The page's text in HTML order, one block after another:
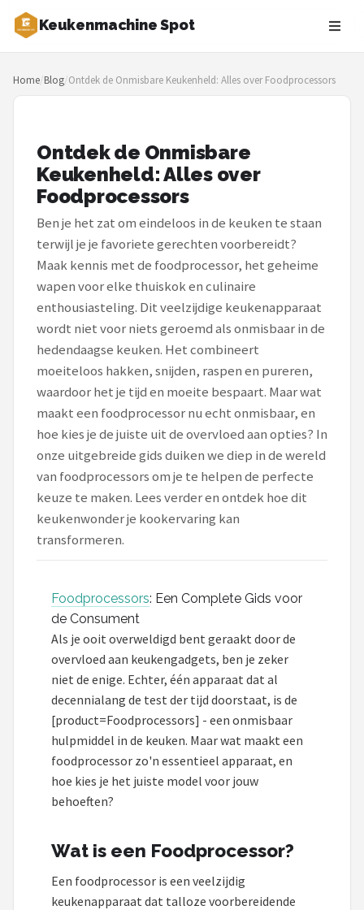
Keukenmachine Spot
Zoeken
NAVIGATIE
Merken
Blog
MasterChef
Restaurants
Keukenmachines
Staafmixers
Juicers
Shop
POPULAIRE MERKEN
Kenwood
Moulinex
Magimix
Braun
Bardi
Bartscher
Nutribullet
Philips
Alle merken →
Home/Blog/Ontdek de Onmisbare Keukenheld: Alles over Foodprocessors
Ontdek de Onmisbare
Keukenheld: Alles over
Foodprocessors
Ben je het zat om eindeloos in de keuken te staan
terwijl je je favoriete gerechten voorbereidt?
Maak kennis met de foodprocessor, het geheime
wapen voor elke thuiskok en culinaire
enthousiasteling. Dit veelzijdige keukenapparaat
wordt niet voor niets geroemd als onmisbaar in de
hedendaagse keuken. Het combineert
moeiteloos hakken, snijden, raspen en pureren,
waardoor het je tijd en moeite bespaart. Maar wat
maakt een foodprocessor nu echt onmisbaar, en
hoe kies je de juiste uit de overvloed aan opties? In
onze uitgebreide gids duiken we diep in de wereld
van foodprocessors om je te helpen de perfecte
keuze te maken. Lees verder en ontdek hoe dit
keukenwonder je kookervaring kan
transformeren.
Foodprocessors: Een Complete Gids voor
de Consument
Als je ooit overweldigd bent geraakt door de
overvloed aan keukengadgets, ben je zeker
niet de enige. Echter, één apparaat dat al
decennialang de test der tijd doorstaat, is de
[product=Foodprocessors] - een onmisbaar
hulpmiddel in de keuken. Maar wat maakt een
foodprocessor zo'n essentieel apparaat, en
hoe kies je het juiste model voor jouw
behoeften?
Wat is een Foodprocessor?
Een foodprocessor is een veelzijdig
keukenapparaat dat talloze voorbereidende